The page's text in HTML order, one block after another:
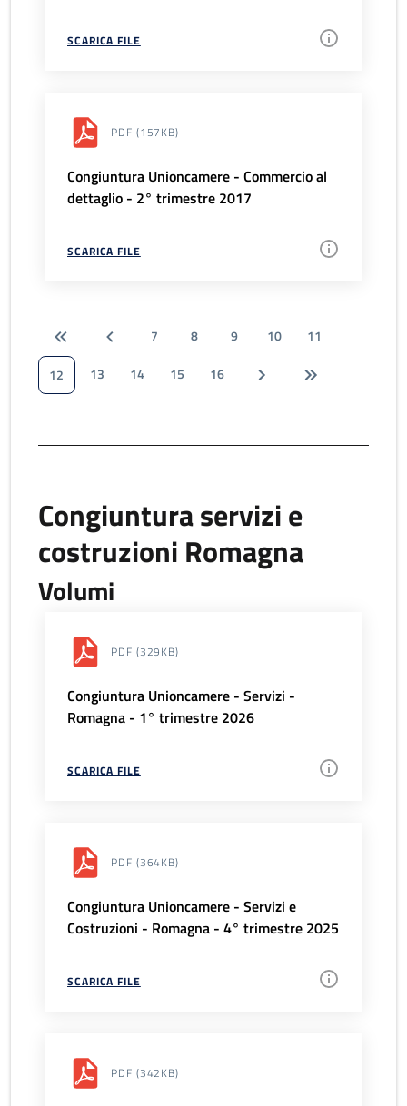
SCARICA FILE
PDF (157KB)
Congiuntura Unioncamere - Commercio al
dettaglio - 2° trimestre 2017
SCARICA FILE
7 8 9 10
11
12
13 14 15 16
Congiuntura servizi e
costruzioni Romagna
Volumi
PDF (329KB)
Congiuntura Unioncamere - Servizi -
Romagna - 1° trimestre 2026
SCARICA FILE
PDF (364KB)
Congiuntura Unioncamere - Servizi e
Costruzioni - Romagna - 4° trimestre 2025
SCARICA FILE
PDF (342KB)